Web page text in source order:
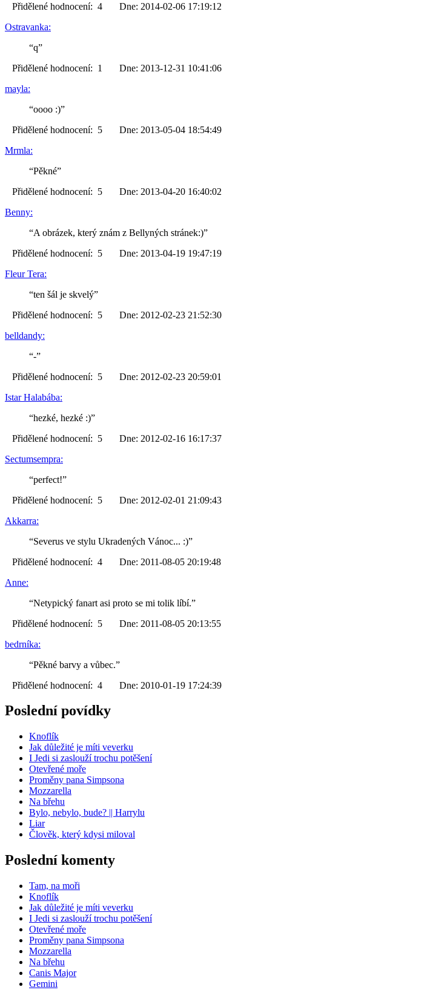
Přidělené hodnocení: 4 Dne: 2014-02-06 17:19:12
Ostravanka:
“q”
Přidělené hodnocení: 1 Dne: 2013-12-31 10:41:06
mayla:
“oooo :)”
Přidělené hodnocení: 5 Dne: 2013-05-04 18:54:49
Mrmla:
“Pěkné”
Přidělené hodnocení: 5 Dne: 2013-04-20 16:40:02
Benny:
“A obrázek, který znám z Bellyných stránek:)”
Přidělené hodnocení: 5 Dne: 2013-04-19 19:47:19
Fleur Tera:
“ten šál je skvelý”
Přidělené hodnocení: 5 Dne: 2012-02-23 21:52:30
belldandy:
“-”
Přidělené hodnocení: 5 Dne: 2012-02-23 20:59:01
Istar Halabába:
“hezké, hezké :)”
Přidělené hodnocení: 5 Dne: 2012-02-16 16:17:37
Sectumsempra:
“perfect!”
Přidělené hodnocení: 5 Dne: 2012-02-01 21:09:43
Akkarra:
“Severus ve stylu Ukradených Vánoc... :)”
Přidělené hodnocení: 4 Dne: 2011-08-05 20:19:48
Anne:
“Netypický fanart asi proto se mi tolik líbí.”
Přidělené hodnocení: 5 Dne: 2011-08-05 20:13:55
bedrníka:
“Pěkné barvy a vůbec.”
Přidělené hodnocení: 4 Dne: 2010-01-19 17:24:39
Poslední povídky
Knoflík
Jak důležité je míti veverku
I Jedi si zaslouží trochu potěšení
Otevřené moře
Proměny pana Simpsona
Mozzarella
Na břehu
Bylo, nebylo, bude? || Harrylu
Liar
Člověk, který kdysi miloval
Poslední komenty
Tam, na moři
Knoflík
Jak důležité je míti veverku
I Jedi si zaslouží trochu potěšení
Otevřené moře
Proměny pana Simpsona
Mozzarella
Na břehu
Canis Major
Gemini